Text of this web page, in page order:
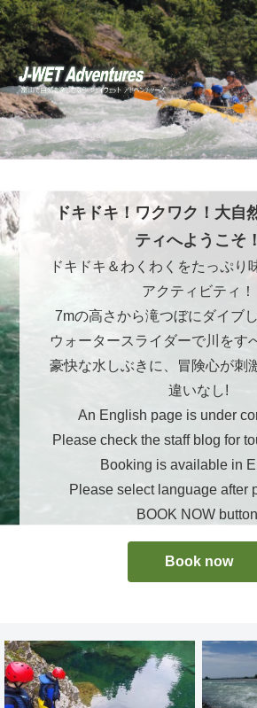
ドキドキ！ワクワク！大自
ティへようこそ！
ドキドキ＆わくわくをたっぷり
アクティビティ！
7mの高さから滝つぼにダイブ
ウォータースライダーで川をす
豪快な水しぶきに、冒険心が刺
違いなし!
An English page is under
Please check the staff blog for
Booking is available in
Please select language after
BOOK NOW
Book now